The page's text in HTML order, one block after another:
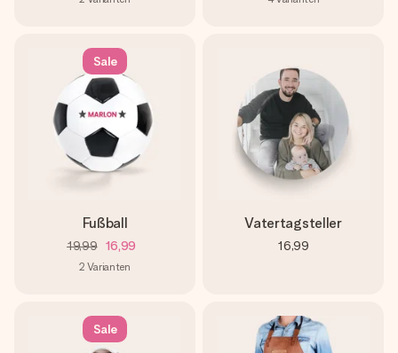
Sale
Fußball
19,99 16,99
2 Varianten
Vatertagsteller
16,99
Sale